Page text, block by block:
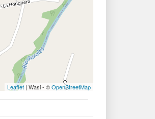
Leaflet | Wasi - ©OpenStreetMap